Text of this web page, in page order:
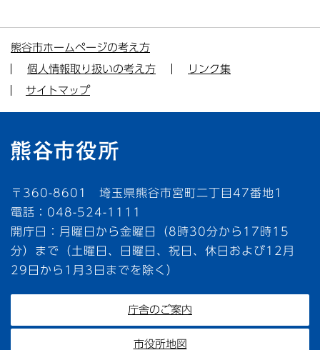
熊谷市ホームページの考え方
個人情報取り扱いの考え方
リンク集
サイトマップ
〒360-8601 埼玉県熊谷市宮町二丁目47番地1
電話：048-524-1111
開庁日：月曜日から金曜日（8時30分から17時15
分）まで（土曜日、日曜日、祝日、休日および12月
29日から1月3日までを除く）
庁舎のご案内
市役所地図